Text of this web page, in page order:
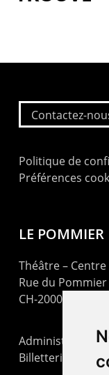
Contactez-
Politique de
Préférences
LE POMMIER
Théâtre –
Rue du Pommier
CH-2000
Administration :
Billetterie : +41